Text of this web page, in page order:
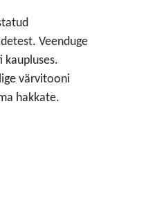
Veenduge
kaupluses.
värvitooni
hakkate.